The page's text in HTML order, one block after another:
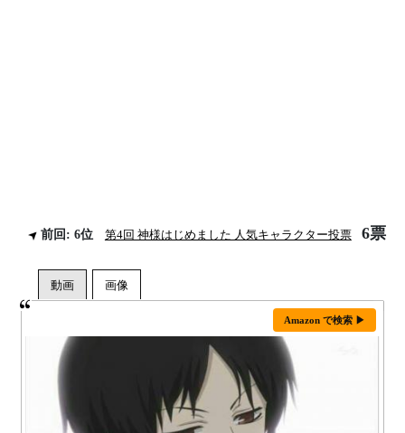
前回: 6位 第4回 神様はじめました 人気キャラクター投票 6票
Amazon で検索 ▶